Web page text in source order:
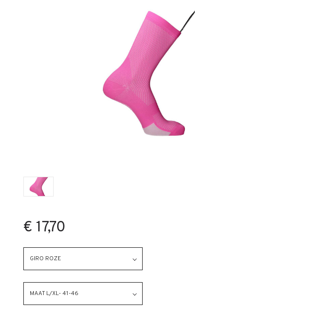
€ 17,70
GIRO ROZE
MAAT L/XL- 41-46